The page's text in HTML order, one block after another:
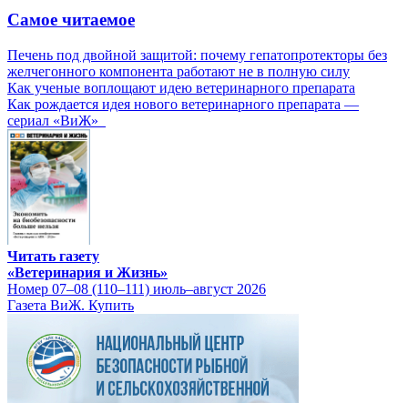
Самое читаемое
Печень под двойной защитой: почему гепатопротекторы без
желчегонного компонента работают не в полную силу
Как ученые воплощают идею ветеринарного препарата
Как рождается идея нового ветеринарного препарата —
сериал «ВиЖ»
Читать газету
«Ветеринария и Жизнь»
Номер 07–08 (110–111) июль–август 2026
Газета ВиЖ. Купить